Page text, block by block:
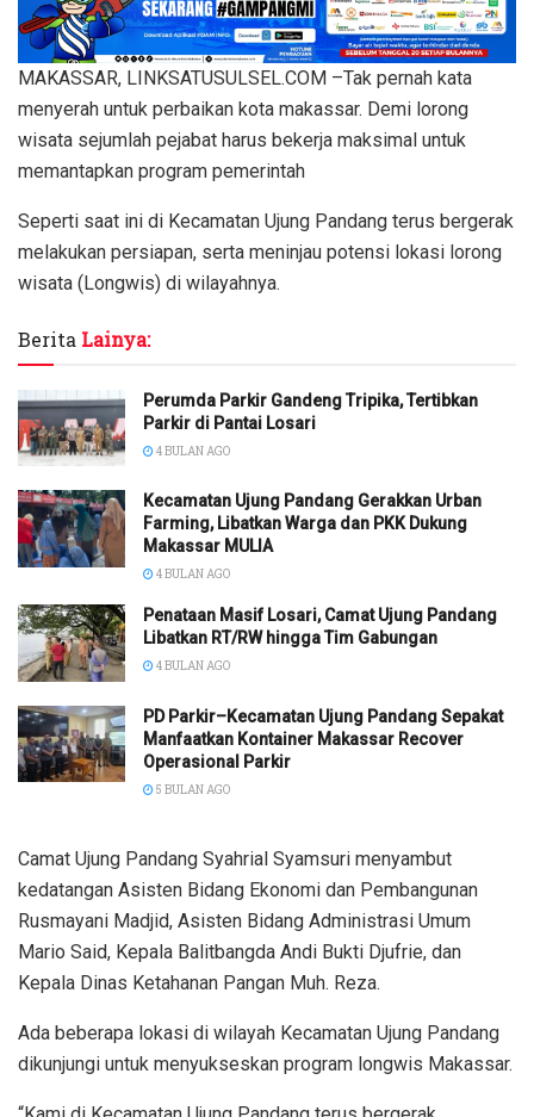
MAKASSAR, LINKSATUSULSEL.COM –Tak pernah kata
menyerah untuk perbaikan kota makassar. Demi lorong
wisata sejumlah pejabat harus bekerja maksimal untuk
memantapkan program pemerintah
Seperti saat ini di Kecamatan Ujung Pandang terus bergerak
melakukan persiapan, serta meninjau potensi lokasi lorong
wisata (Longwis) di wilayahnya.
Berita Lainya:
Perumda Parkir Gandeng Tripika, Tertibkan
Parkir di Pantai Losari
4 BULAN AGO
Kecamatan Ujung Pandang Gerakkan Urban
Farming, Libatkan Warga dan PKK Dukung
Makassar MULIA
4 BULAN AGO
Penataan Masif Losari, Camat Ujung Pandang
Libatkan RT/RW hingga Tim Gabungan
4 BULAN AGO
PD Parkir–Kecamatan Ujung Pandang Sepakat
Manfaatkan Kontainer Makassar Recover
Operasional Parkir
5 BULAN AGO
Camat Ujung Pandang Syahrial Syamsuri menyambut
kedatangan Asisten Bidang Ekonomi dan Pembangunan
Rusmayani Madjid, Asisten Bidang Administrasi Umum
Mario Said, Kepala Balitbangda Andi Bukti Djufrie, dan
Kepala Dinas Ketahanan Pangan Muh. Reza.
Ada beberapa lokasi di wilayah Kecamatan Ujung Pandang
dikunjungi untuk menyukseskan program longwis Makassar.